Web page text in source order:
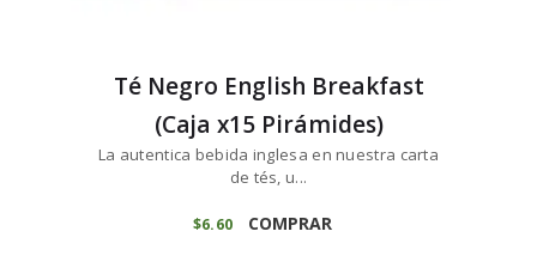
Té Negro English Breakfast
(Caja x15 Pirámides)
La autentica bebida inglesa en nuestra carta
de tés, u...
$6 60 COMPRAR